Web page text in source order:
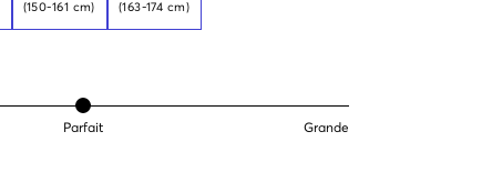
(150-161 cm) (163-174 cm)
Parfait Grande